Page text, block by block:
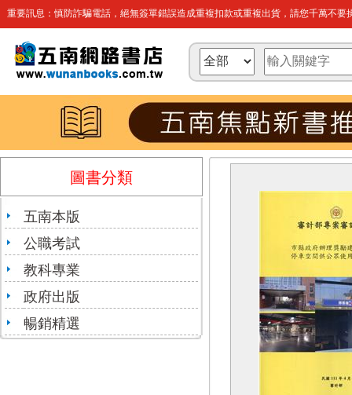
重要訊息：慎防詐騙電話，絕無簽單錯誤造成重複扣款或重複出貨，請您千萬不要
圖書分類
五南本版
公職考試
教科專業
政府出版
暢銷精選